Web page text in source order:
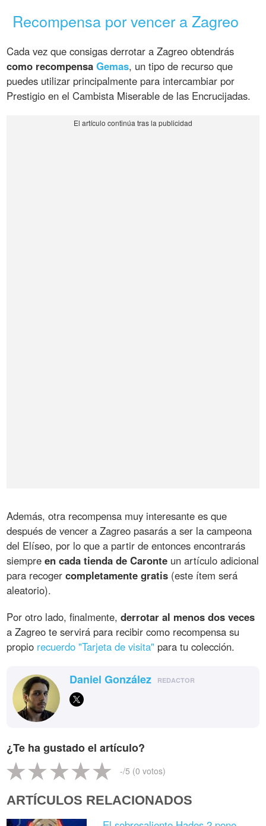
Recompensa por vencer a Zagreo
Cada vez que consigas derrotar a Zagreo obtendrás
como recompensaGemas, un tipo de recurso que
puedes utilizar principalmente para intercambiar por
Prestigio en el Cambista Miserable de las Encrucijadas.
Además, otra recompensa muy interesante es que
después de vencer a Zagreo pasarás a ser la campeona
del Elíseo, por lo que a partir de entonces encontrarás
siempreen cada tienda de Caronte un artículo adicional
para recogercompletamente gratis (este ítem será
aleatorio).
Por otro lado, finalmente,derrotar al menos dos veces
a Zagreo te servirá para recibir como recompensa su
propio recuerdo "Tarjeta de visita" para tu colección.
Daniel González REDACTOR
¿Te ha gustado el artículo?
-/5 (0 votos)
ARTÍCULOS RELACIONADOS